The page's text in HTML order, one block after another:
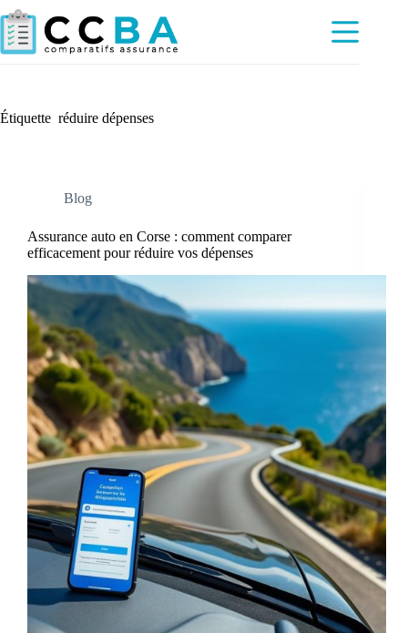
Passer
au
contenu
Étiquette réduire dépenses
Blog
Assurance auto en Corse : comment comparer
efficacement pour réduire vos dépenses